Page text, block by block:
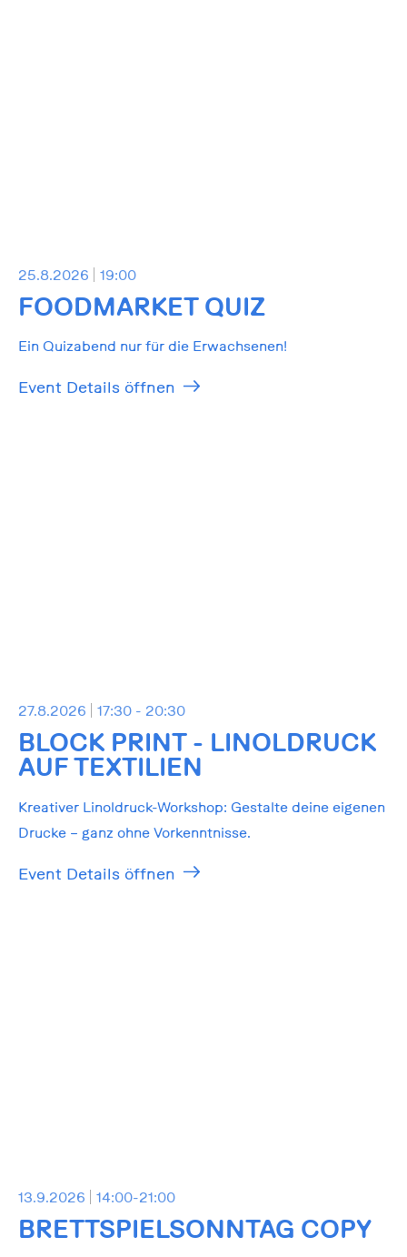
25.8.2026 19:00
FOODMARKET QUIZ
Ein Quizabend nur für die Erwachsenen!
Event Details öffnen
27.8.2026 17:30 - 20:30
BLOCK PRINT - LINOLDRUCK
AUF TEXTILIEN
Kreativer Linoldruck-Workshop: Gestalte deine eigenen
Drucke – ganz ohne Vorkenntnisse.
Event Details öffnen
13.9.2026 14:00-21:00
BRETTSPIELSONNTAG COPY